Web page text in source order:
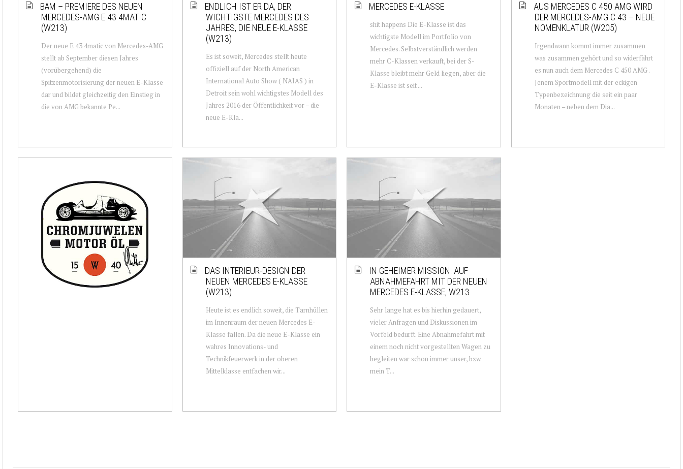
BÄM – PREMIERE DES NEUEN
MERCEDES-AMG E 43 4MATIC
(W213)
Der neue E 43 4matic von Mercedes-AMG
stellt ab September diesen Jahres
(vorübergehend) die
Spitzenmotorisierung der neuen E-Klasse
dar und bildet gleichzeitig den Einstieg in
die von AMG bekannte Pe...
ENDLICH IST ER DA, DER
WICHTIGSTE MERCEDES DES
JAHRES, DIE NEUE E-KLASSE
(W213)
Es ist soweit, Mercedes stellt heute
offiziell auf der North American
International Auto Show ( NAIAS ) in
Detroit sein wohl wichtigstes Modell des
Jahres 2016 der Öffentlichkeit vor – die
neue E-Kla...
MERCEDES E-KLASSE
shit happens Die E-Klasse ist das
wichtigste Modell im Portfolio von
Mercedes. Selbstverständlich werden
mehr C-Klassen verkauft, bei der S-
Klasse bleibt mehr Geld liegen, aber die
E-Klasse ist seit ...
AUS MERCEDES C 450 AMG WIRD
DER MERCEDES-AMG C 43 – NEUE
NOMENKLATUR (W205)
Irgendwann kommt immer zusammen
was zusammen gehört und so widerfährt
es nun auch dem Mercedes C 450 AMG .
Jenem Sportmodell mit der eckigen
Typenbezeichnung die seit ein paar
Monaten – neben dem Dia...
DAS INTERIEUR-DESIGN DER
NEUEN MERCEDES E-KLASSE
(W213)
Heute ist es endlich soweit, die Tarnhüllen
im Innenraum der neuen Mercedes E-
Klasse fallen. Da die neue E-Klasse ein
wahres Innovations- und
Technikfeuerwerk in der oberen
Mittelklasse entfachen wir...
IN GEHEIMER MISSION: AUF
ABNAHMEFAHRT MIT DER NEUEN
MERCEDES E-KLASSE, W213
Sehr lange hat es bis hierhin gedauert,
vieler Anfragen und Diskussionen im
Vorfeld bedurft. Eine Abnahmefahrt mit
einem noch nicht vorgestellten Wagen zu
begleiten war schon immer unser, bzw.
mein T...